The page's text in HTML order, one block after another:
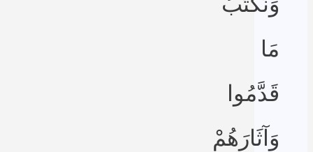
مَا
قَدَّمُوا
وَآثَارَهُمْ